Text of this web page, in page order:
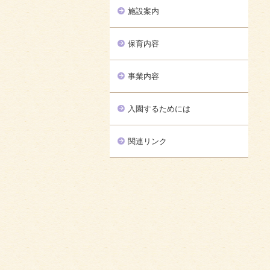
施設案内
保育内容
事業内容
入園するためには
関連リンク